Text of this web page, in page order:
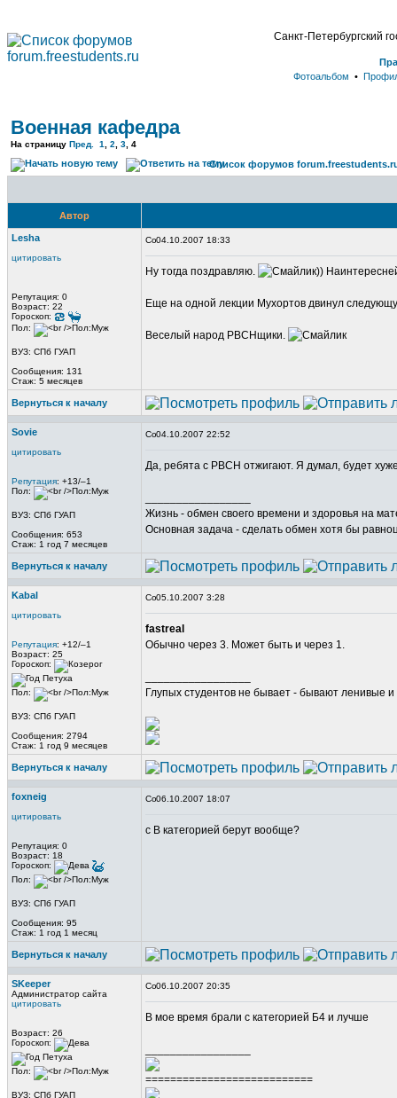
Санкт-Петербургский
Фотоальбом •
Военная кафедра
На страницу Пред. 1 2 3 4
Список форумов
Автор
Lesha
цитировать
Репутация: 0
Возраст: 22
Гороскоп:
Пол:
ВУЗ: СПб ГУАП
Сообщения: 131
Стаж: 5 месяцев
04.10.2007 18:33
Ну тогда поздравляю. ))
Еще на одной лекции Мухортов двинул
Веселый народ РВСНщики.
Вернуться к началу
Sovie
цитировать
Репутация: +13/–1
Пол:
ВУЗ: СПб ГУАП
Сообщения: 653
Стаж: 1 год 7 месяцев
04.10.2007 22:52
Да, ребята с РВСН отжигают. Я думал, будет
Жизнь - обмен своего времени и здоровья на
Основная задача - сделать обмен хотя бы
Вернуться к началу
Kabal
цитировать
Репутация: +12/–1
Возраст: 25
Гороскоп:
Пол:
ВУЗ: СПб ГУАП
Сообщения: 2794
Стаж: 1 год 9 месяцев
05.10.2007 3:28
fastreal
Обычно через 3. Может быть и через 1.
Глупых студентов не бывает - бывают ленивые
Вернуться к началу
foxneig
цитировать
Репутация: 0
Возраст: 18
Гороскоп:
Пол:
ВУЗ: СПб ГУАП
Сообщения: 95
Стаж: 1 год 1 месяц
06.10.2007 18:07
с В категорией берут вообще?
Вернуться к началу
SKeeper
Администратор сайта
цитировать
Возраст: 26
Гороскоп:
Пол:
ВУЗ: СПб ГУАП
06.10.2007 20:35
В мое время брали с категорией Б4 и лучше
===========================